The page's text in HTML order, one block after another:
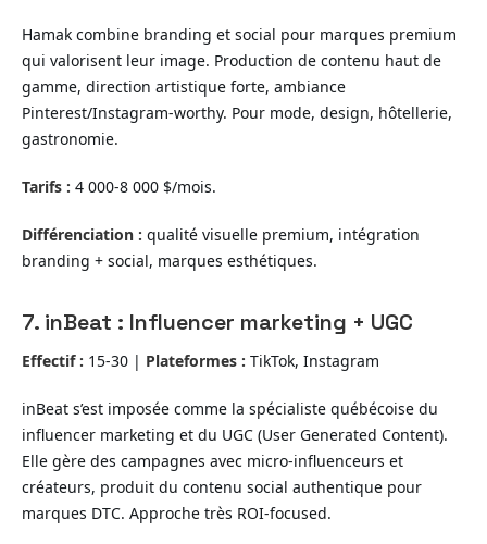
Hamak combine branding et social pour marques premium
qui valorisent leur image. Production de contenu haut de
gamme, direction artistique forte, ambiance
Pinterest/Instagram-worthy. Pour mode, design, hôtellerie,
gastronomie.
Tarifs : 4 000-8 000 $/mois.
Différenciation : qualité visuelle premium, intégration
branding + social, marques esthétiques.
7. inBeat : Influencer marketing + UGC
Effectif : 15-30 | Plateformes : TikTok, Instagram
inBeat s’est imposée comme la spécialiste québécoise du
influencer marketing et du UGC (User Generated Content).
Elle gère des campagnes avec micro-influenceurs et
créateurs, produit du contenu social authentique pour
marques DTC. Approche très ROI-focused.